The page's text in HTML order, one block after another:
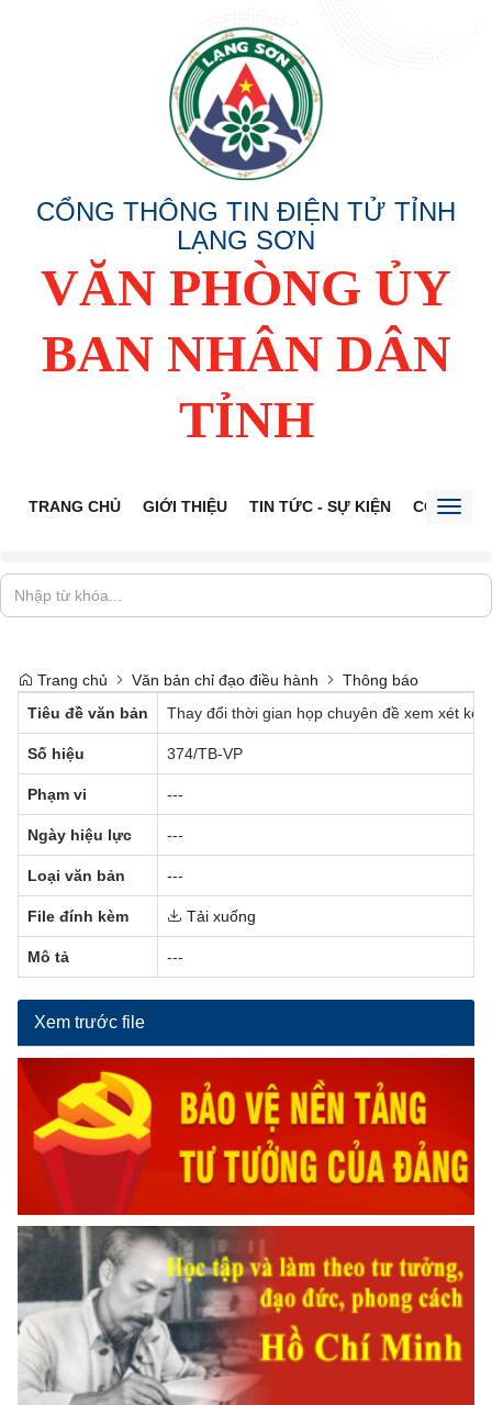
CỔNG THÔNG TIN ĐIỆN TỬ TỈNH
LẠNG SƠN
VĂN PHÒNG ỦY
BAN NHÂN DÂN
TỈNH
TRANG CHỦ GIỚI THIỆU TIN TỨC - SỰ KIỆN CỔNG
Trang chủ Văn bản chỉ đạo điều hành
Thông báo
Tiêu đề văn bản
Thay đổi thời gian họp chuyên đề xem xét
Số hiệu 374/TB-VP
Phạm vi ---
Ngày hiệu lực ---
Loại văn bản ---
File đính kèm Tải xuống
Mô tả ---
Xem trước file